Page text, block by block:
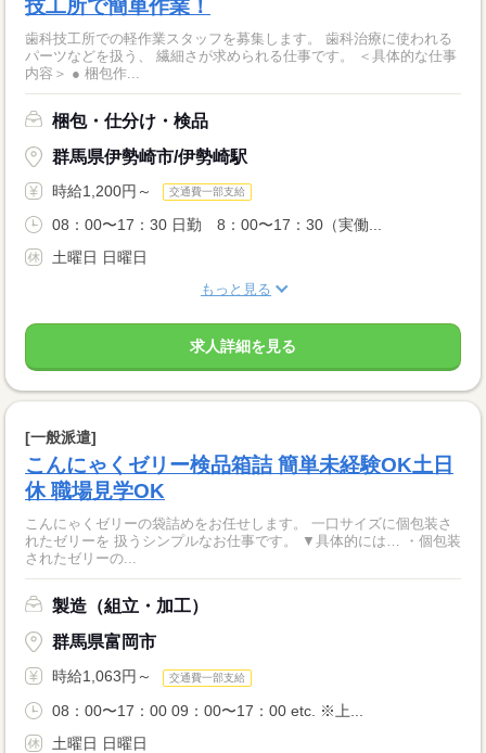
技工所で簡単作業！
歯科技工所での軽作業スタッフを募集します。 歯科治療に使われる
パーツなどを扱う、 繊細さが求められる仕事です。 ＜具体的な仕事
内容＞ ● 梱包作...
梱包・仕分け・検品
群馬県伊勢崎市/伊勢崎駅
時給1,200円～ 交通費一部支給
08：00〜17：30 日勤 8：00〜17：30（実働...
土曜日 日曜日
もっと見る
求人詳細を見る
[一般派遣]
こんにゃくゼリー検品箱詰 簡単未経験OK土日
休 職場見学OK
こんにゃくゼリーの袋詰めをお任せします。 一口サイズに個包装さ
れたゼリーを 扱うシンプルなお仕事です。 ▼具体的には… ・個包装
されたゼリーの...
製造（組立・加工）
群馬県富岡市
時給1,063円～ 交通費一部支給
08：00〜17：00 09：00〜17：00 etc. ※上...
土曜日 日曜日